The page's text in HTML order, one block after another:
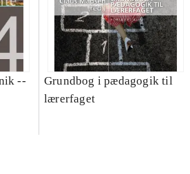
--
Grundbog i pædagogik til
lærerfaget